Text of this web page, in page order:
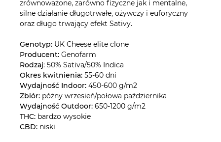
zrównoważone, zarówno fizyczne jak i mentalne,
silne działanie długotrwałe, ożywczy i euforyczny
oraz długo trwający efekt Sativy.
Genotyp: UK Cheese elite clone
Producent: Genofarm
Rodzaj: 50% Sativa/50% Indica
Okres kwitnienia: 55-60 dni
Wydajność Indoor: 450-600 g/m2
Zbiór: póżny wrzesień/połowa października
Wydajność Outdoor: 650-1200 g/m2
THC: bardzo wysokie
CBD: niski